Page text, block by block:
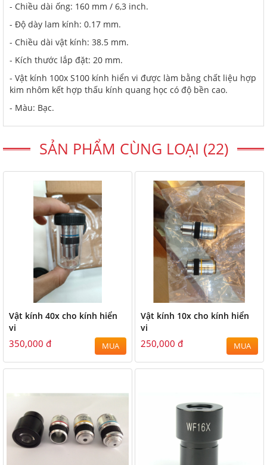
- Chiều dài ống: 160 mm / 6,3 inch.
- Độ dày lam kính: 0.17 mm.
- Chiều dài vật kính: 38.5 mm.
- Kích thước lắp đặt: 20 mm.
- Vật kính 100x S100 kính hiển vi được làm bằng chất liệu hợp
kim nhôm kết hợp thấu kính quang học có độ bền cao.
- Màu: Bạc.
SẢN PHẨM CÙNG LOẠI (22)
Vật kính 40x cho kính hiển
vi
350,000 đ MUA
Vật kính 10x cho kính hiển
vi
250,000 đ MUA